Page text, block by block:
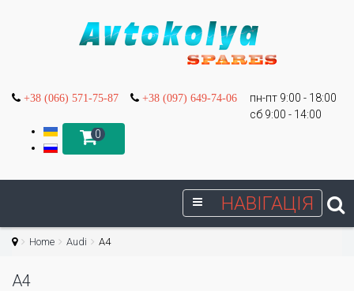
+38 (066) 571-75-87 +38 (097) 649-74-06
пн-пт 9:00 - 18:00
сб 9:00 - 14:00
0
НАВІГАЦІЯ
Home Audi A4
A4